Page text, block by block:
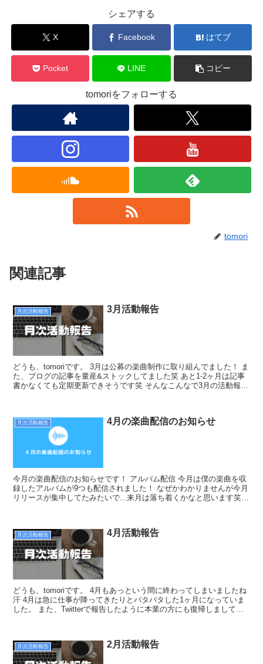
シェアする
X Facebook はてブ
Pocket LINE コピー
tomoriをフォローする
tomori
関連記事
月次活動報告 3月活動報告
どうも、tomoriです。 3月は公募の楽曲制作に取り組んでました！ ま
た、ブログの記事を量産&ストックしてました笑 あと1-2ヶ月は記事
書かなくても定期更新できそうです笑 そんなこんなで3月の活動報告
月次活動報告 4月の楽曲配信のお知らせ
今月の楽曲配信のお知らせです！ アルバム配信 今月は僕の楽曲を収
録したアルバムが9つも配信されました！ なぜかわかりませんが今月
リリースが集中してたみたいで...来月は落ち着くかなと思います笑
月次活動報告 4月活動報告
どうも、tomoriです。 4月もあっという間に終わってしまいましたね
汗 4月は急に仕事が降ってきたりとバタバタした1ヶ月になっていま
した。 また、Twitterで報告したように本業の方にも復帰しまして、
月次活動報告 2月活動報告